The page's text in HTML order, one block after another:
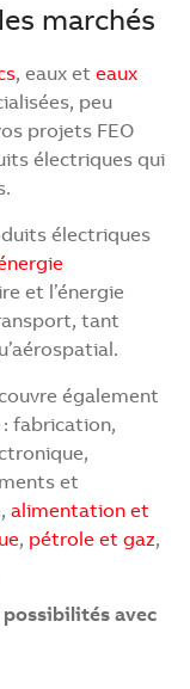
marchés
, eaux et eaux
peu
projets FEO
électriques qui
électriques
et l’énergie
tant
également
fabrication,
et
alimentation et
, pétrole et gaz,
avec